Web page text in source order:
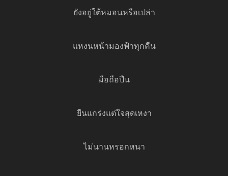
ยังอยู่ใต้หมอนหรือเปล่า
แหงนหน้ามองฟ้าทุกคืน
มือถือปืน
ยืนแกร่งแต่ใจสุดเหงา
ไม่นานหรอกหนา